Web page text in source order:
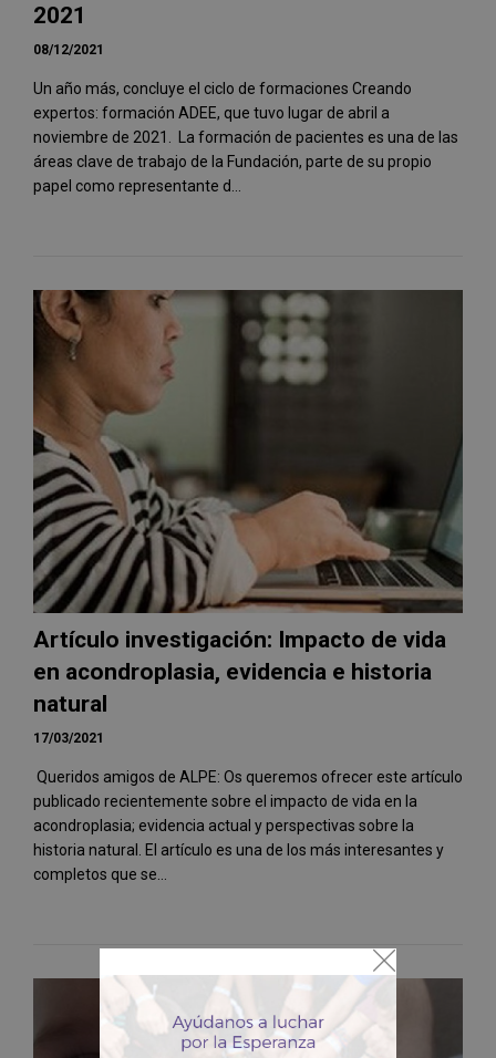
2021
08/12/2021
Un año más, concluye el ciclo de formaciones Creando
expertos: formación ADEE, que tuvo lugar de abril a
noviembre de 2021. La formación de pacientes es una de las
áreas clave de trabajo de la Fundación, parte de su propio
papel como representante d...
Artículo investigación: Impacto de vida
en acondroplasia, evidencia e historia
natural
17/03/2021
Queridos amigos de ALPE: Os queremos ofrecer este artículo
publicado recientemente sobre el impacto de vida en la
acondroplasia; evidencia actual y perspectivas sobre la
historia natural. El artículo es una de los más interesantes y
completos que se...